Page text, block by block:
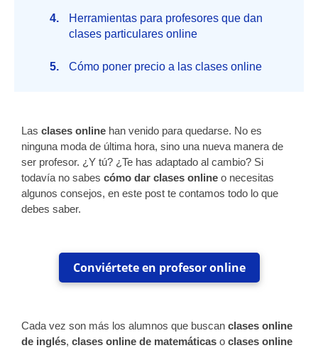
Herramientas para profesores que dan
clases particulares online
Cómo poner precio a las clases online
Las clases online han venido para quedarse. No es
ninguna moda de última hora, sino una nueva manera de
ser profesor. ¿Y tú? ¿Te has adaptado al cambio? Si
todavía no sabes cómo dar clases online o necesitas
algunos consejos, en este post te contamos todo lo que
debes saber.
Conviértete en profesor online
Cada vez son más los alumnos que buscan clases online
de inglés, clases online de matemáticas o clases online